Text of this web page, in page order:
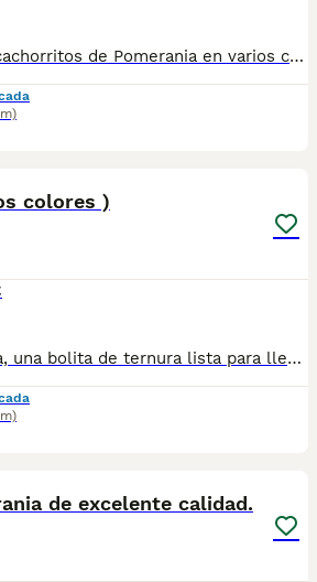
Tenemos adorables cachorritos de Pomerania en varios colores 🤍🖤🤎, tanto machos como hembras, listos para llenar tu hogar de amor y alegría. Nuestros pequeños han sido criados con mucho amor, cariño y dedicación, en un ambiente familiar donde reciben atención diaria, mimos y cuidados de calidad 🐾💖. Son juguetones, dulces y con ese carácter tan especial que hace del Pomerania una raza única. Perfectos como compañeros fieles y llenos de ternura 🐶✨ 💌 Si buscas un nuevo miembro para tu familia, uno de nuestros bebés puede ser el indicado. 📩 Para más información hablame por WhatsApp 687 482 079 y te mandamos fotos y todo lo que necesites,no dudes en escribirnos.
colores )
Este bebé Pomerania, una bolita de ternura lista para llenar tu hogar de alegría! Además de este pequeñín, contamos con una variedad de colores: chocolate, blanco y negro, blanco y negrito. Cada uno es especial, y el precio varía según el color y el sexo. Si buscas un bebé, tenemos los mejores colores el precio varía según color y sexo. ¡Contáctanos y encuentra a tu bebé!
de excelente calidad.